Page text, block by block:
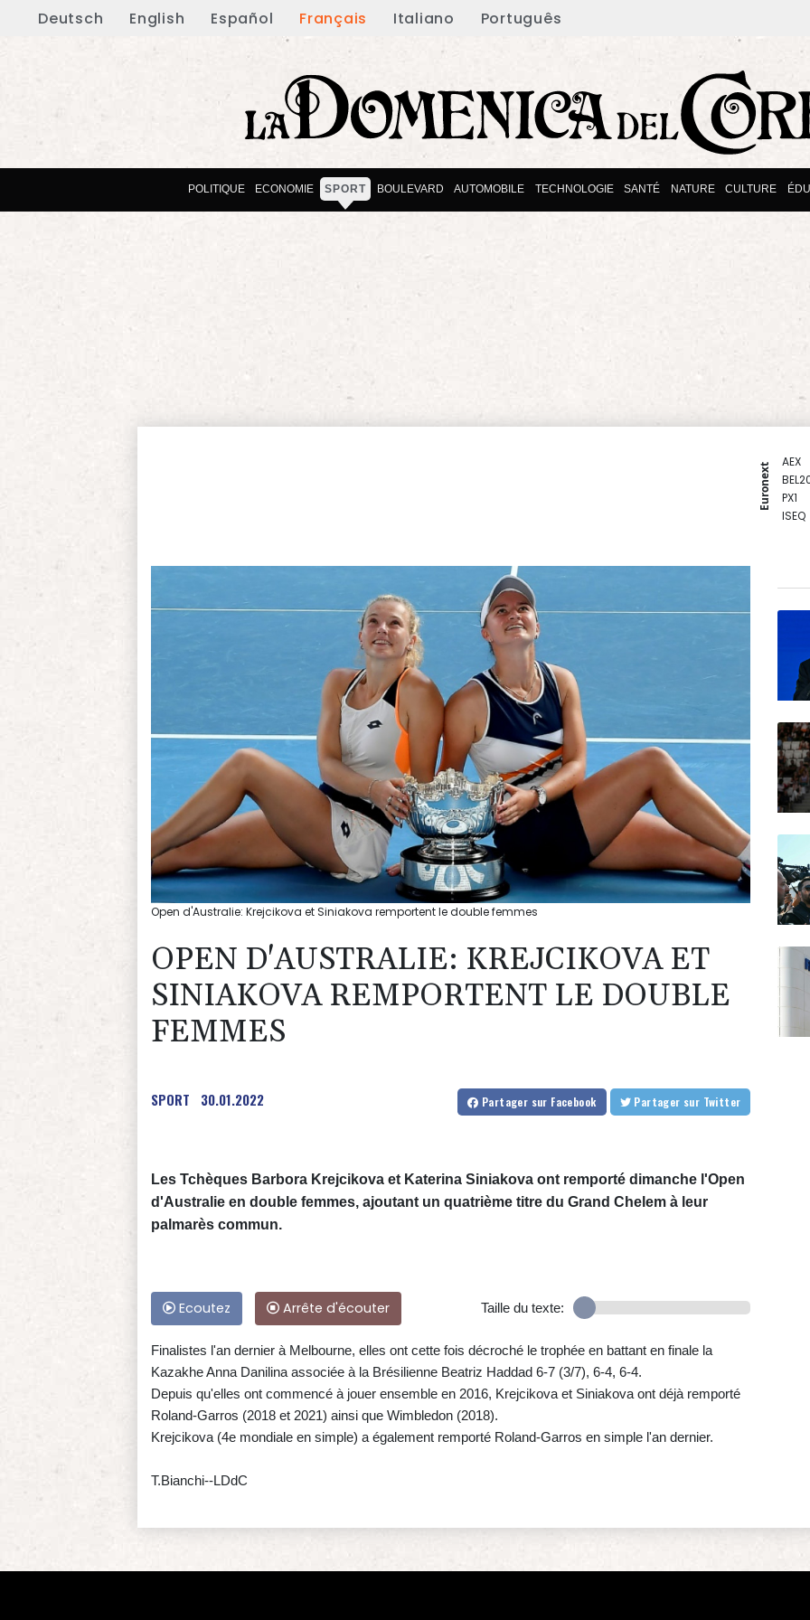
Deutsch English Español Français Italiano Português
POLITIQUE ECONOMIE SPORT BOULEVARD AUTOMOBILE TECHNOLOGIE SANTÉ NATURE CULTURE
Euronext
AEX
PX1
ISEQ
Open d'Australie: Krejcikova et Siniakova remportent le double femmes
OPEN D'AUSTRALIE: KREJCIKOVA ET
SINIAKOVA REMPORTENT LE DOUBLE
FEMMES
SPORT 30.01.2022 Partager sur Facebook Partager sur Twitter
Les Tchèques Barbora Krejcikova et Katerina Siniakova ont remporté dimanche l'Open
d'Australie en double femmes, ajoutant un quatrième titre du Grand Chelem à leur
palmarès commun.
Ecoutez Arrête d'écouter Taille du texte:
Finalistes l'an dernier à Melbourne, elles ont cette fois décroché le trophée en battant en finale la
Kazakhe Anna Danilina associée à la Brésilienne Beatriz Haddad 6-7 (3/7), 6-4, 6-4.
Depuis qu'elles ont commencé à jouer ensemble en 2016, Krejcikova et Siniakova ont déjà remporté
Roland-Garros (2018 et 2021) ainsi que Wimbledon (2018).
Krejcikova (4e mondiale en simple) a également remporté Roland-Garros en simple l'an dernier.
T.Bianchi--LDdC